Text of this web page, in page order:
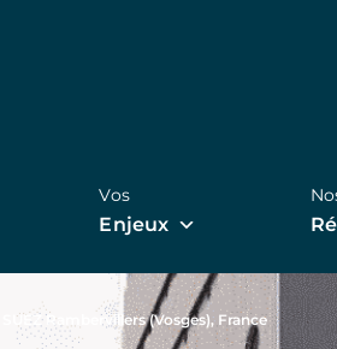
Vos
Enjeux
Rambervillers (Vosges), France